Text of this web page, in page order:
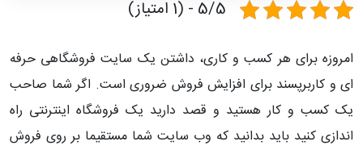
5/5 - (1 امتیاز)
امروزه برای هر کسب و کاری، داشتن یک سایت فروشگاهی حرفه
ای و کاربرپسند برای افزایش فروش ضروری است. اگر شما صاحب
یک کسب و کار هستید و قصد دارید یک فروشگاه اینترنتی راه
اندازی کنید باید بدانید که وب سایت شما مستقیما بر روی فروش